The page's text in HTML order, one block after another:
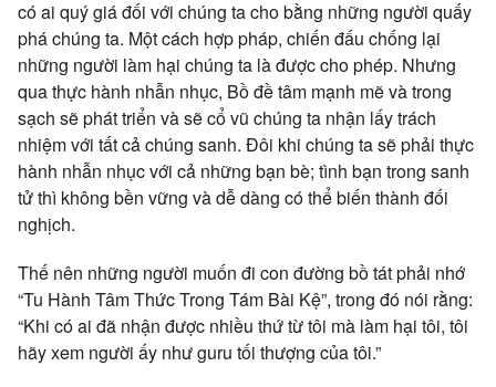
có ai quý giá đối với chúng ta cho bằng những người quấy
phá chúng ta. Một cách hợp pháp, chiến đấu chống lại
những người làm hại chúng ta là được cho phép. Nhưng
qua thực hành nhẫn nhục, Bồ đề tâm mạnh mẽ và trong
sạch sẽ phát triển và sẽ cổ vũ chúng ta nhận lấy trách
nhiệm với tất cả chúng sanh. Đôi khi chúng ta sẽ phải thực
hành nhẫn nhục với cả những bạn bè; tình bạn trong sanh
tử thì không bền vững và dễ dàng có thể biến thành đối
nghịch.
Thế nên những người muốn đi con đường bồ tát phải nhớ
“Tu Hành Tâm Thức Trong Tám Bài Kệ”, trong đó nói rằng:
“Khi có ai đã nhận được nhiều thứ từ tôi mà làm hại tôi, tôi
hãy xem người ấy như guru tối thượng của tôi.”